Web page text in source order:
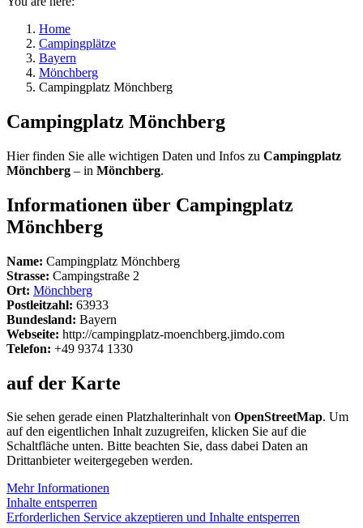
Home
Campingplätze
Bayern
Mönchberg
Campingplatz Mönchberg
Campingplatz Mönchberg
Hier finden Sie alle wichtigen Daten und Infos zu Campingplatz
Mönchberg – in Mönchberg.
Informationen über Campingplatz
Mönchberg
Name: Campingplatz Mönchberg
Strasse: Campingstraße 2
Ort: Mönchberg
Postleitzahl: 63933
Bundesland: Bayern
Webseite: http://campingplatz-moenchberg.jimdo.com
Telefon: +49 9374 1330
auf der Karte
Sie sehen gerade einen Platzhalterinhalt von OpenStreetMap. Um
auf den eigentlichen Inhalt zuzugreifen, klicken Sie auf die
Schaltfläche unten. Bitte beachten Sie, dass dabei Daten an
Drittanbieter weitergegeben werden.
Mehr Informationen
Inhalte entsperren
Erforderlichen Service akzeptieren und Inhalte entsperren